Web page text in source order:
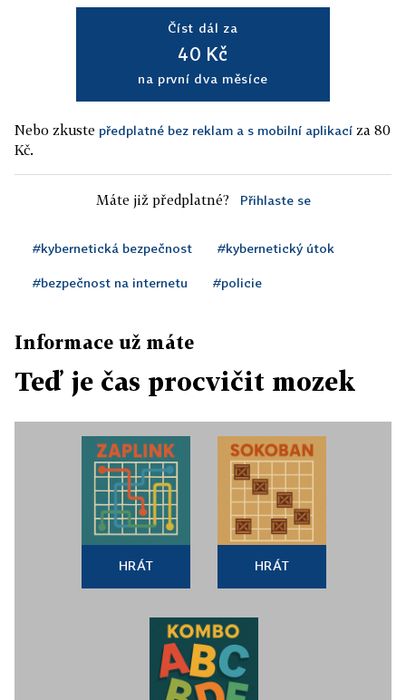
Číst dál za
40 Kč
na první dva měsíce
Nebo zkuste předplatné bez reklam a s mobilní aplikací za 80
Kč.
Máte již předplatné? Přihlaste se
#kybernetická bezpečnost #kybernetický útok
#bezpečnost na internetu #policie
Informace už máte
Teď je čas procvičit mozek
HRÁT HRÁT